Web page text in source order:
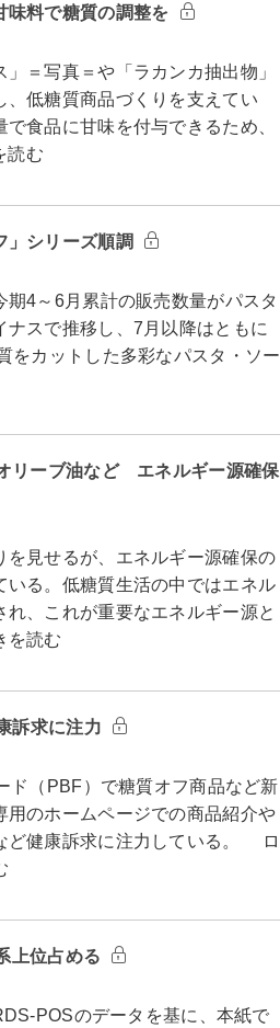
料で糖質の調整を
＝写真＝や「ラカンカ抽出物」
、低糖質商品づくりを支えてい
食品に甘味を付与できるため、
読む
シリーズ順調
4～6月累計の販売数量がパスタ
スで推移し、7月以降はともに
カットした多彩なパスタ・ソー
リーブ油など エネルギー源確保
見せるが、エネルギー源確保の
る。低糖質生活の中ではエネル
、これが重要なエネルギー源と
を読む
訴求に注力
（PBF）で糖質オフ商品など新
のホームページでの商品紹介や
ど健康訴求に注力している。 ロ
上位占める
POSのデータを基に、本紙で